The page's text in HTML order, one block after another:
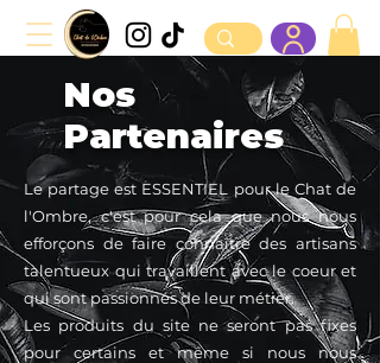
Nos
Partenaires
Le partage est ESSENTIEL pour le Chat de
l'Ombre, c'est pour cela que nous nous
efforçons de faire connaître des artisans
talentueux qui travaillent avec le coeur et
qui sont passionnés de leur métier.
Les produits du site ne seront pas fixes
pour certains et même si nous nous